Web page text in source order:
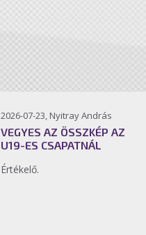
2026-07-23, Nyitray András
VEGYES AZ ÖSSZKÉP AZ
U19-ES CSAPATNÁL
Értékelő.